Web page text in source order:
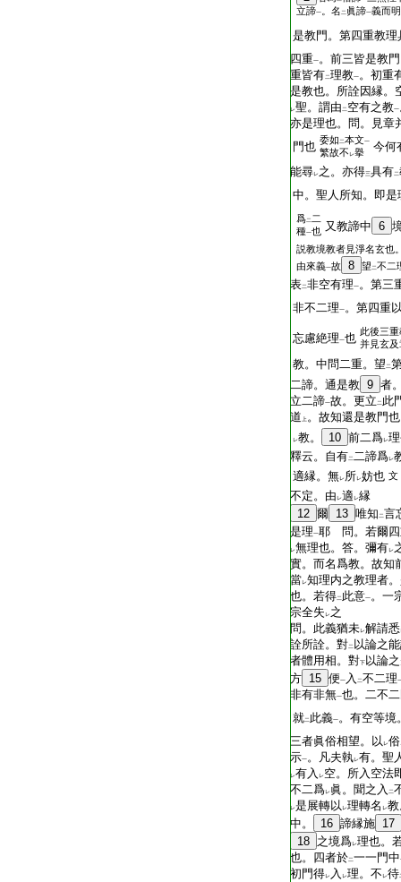
立諦一 。名 二 眞諦一義而明
是教門。第四重教理
四重一。前三皆是教
重皆有二理教一。初重
是教也。所詮因縁。
レ聖。謂由 二 空有之教一
亦是理也。問。見章
門也 委如 二本文一
繁故不 レ擧
今何
能尋レ之。亦得三具有二
中。聖人所知。即是
爲二 二
種一也 又教諦中 6
説教境教者見淨名玄也
由來義一故 8 望 二不二
表二非空有理一。第三
非不二理一。第四重
忘慮絶理一也 此後三
并見玄及
教。中問二重。望 二
二諦。通是教 9 者
立二諦一故。更立 二 此
道
上 。故知還是教門
レ教。 10 前二爲レ
釋云。自有二二諦爲レ
適縁。無レ所レ妨也 文
不定。由 レ適 レ縁
12 爾 13 唯知 二言
是理一耶 問。若爾四
レ無理也。答。彌有レ
實。而名爲教。故知
當レ知理内之教理者
也。若得二 此意一。一
宗全失 レ之
問。此義猶未レ解請悉
詮所詮。對二 以論之
者體用相。對下 以論
方 15 便一 入 二不二理
非有非無一也。二不
就二 此義一。有空等境
三者眞俗相望。以 レ
示一。凡夫執レ有。聖
レ有入 レ空。所入空法
不二爲レ眞。聞之入 二
レ是展轉以 レ理轉名 レ
中。
16 諦縁施 17
18 之境爲レ理也。
也。四者於二一一門中
初門得レ 入 レ理。不 レ待